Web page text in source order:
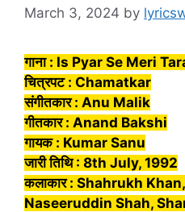
March 3, 2024 by
गाना : Is Pyar Se Meri
चित्रपट : Chamatkar
संगीतकार : Anu Malik
गीतकार : Anand Bakshi
गायक : Kumar Sanu
जारी तिथि : 8th July, 1992
कलाकार : Shahrukh
Naseeruddin Shah,